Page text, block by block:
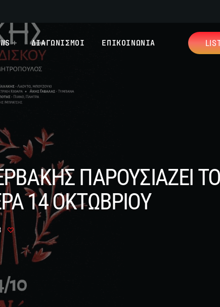
ΔΙΑΓΩΝΙΣΜΟΙ ΕΠΙΚΟΙΝΩΝΙΑ
ΠΑΡΟΥΣΙΑΖΕΙ
14 ΟΚΤΩΒΡΙΟΥ